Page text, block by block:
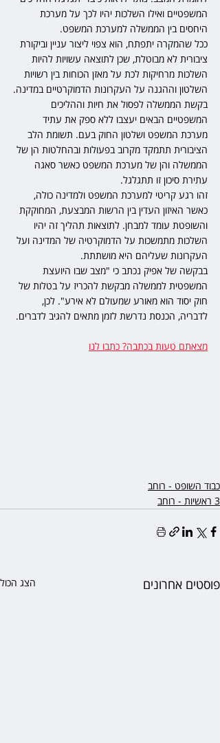
המשפטיים ואילו השלכות יהיו לכך על מערכת
היחסים בין הממשלה למערכת המשפט.
ככל שהמקרה יתפתח, הוא צפוי ליצור עניין וביקורת
ציבורית לא מבוטלת, שכן לתוצאה עשויות להיות
השלכות מרחיקות לכת על מאזן הכוחות בין רשויות
השלטון וההגנה על העקרונות הדמוקרטיים במדינה.
בקשת הממשלה לפסול את חיות וההליכים
המשפטיים הבאים יעצבו ללא ספק את עתיד
מערכת המשפט ושלטון החוק בעם. תשומת הלב
הציבורית תתמקד מקרוב בפעולות ובהחלטות הן של
הממשלה והן של מערכת המשפט כאשר סאגה
עתירת סיכון זו תתגלגל.
זהו רגע קריטי למערכת המשפט ולמדינה כולה,
כאשר האיזון העדין בין הרשות המבצעת, המחוקקת
והשופטת עומד למבחן. לתוצאות תהליך זה יהיו
השלכות מתמשכות על הדמוקרטיה של המדינה ועל
העקרונות שעליהם היא מושתתת.
בבקשה של אפיק נכתב כי "מצב שבו היועצת
המשפטית לממשלה מבקשת להכריז על בטלות של
חוק יסוד הוא מאורע שמעולם לא אירע". לכן,
לדבריה, הכנסת נדרשת לזמן מתאים להגיב לדברים.
מצאתם טעות בכתבה? כתבו לנו
כבוד השופט - רוחב
3 ראשיות - רוחב
פוסטים אחרונים הצג הכול